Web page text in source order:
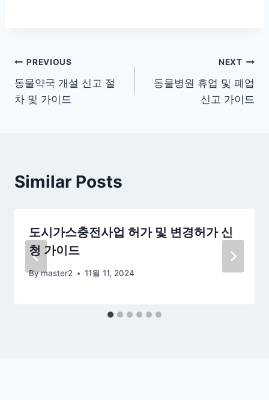
글
탐
PREVIOUS
동물약국 개설 신고 절
차 및 가이드
NEXT
동물병원 휴업 및 폐업
신고 가이드
Similar Posts
도시가스충전사업 허가 및 변경허가 신
청 가이드
Bymaster2 11월 11, 2024